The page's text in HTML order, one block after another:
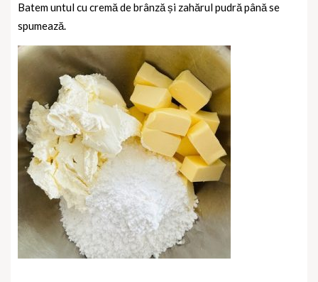
Batem untul cu cremă de brânză și zahărul pudră până se
spumează.